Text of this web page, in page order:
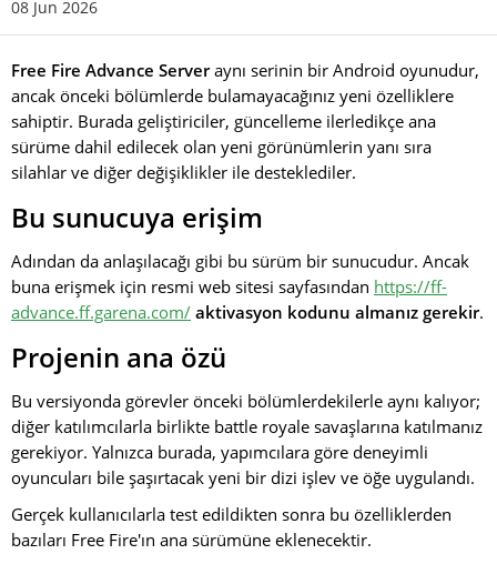
08 Jun 2026
Free Fire Advance Serveraynı serinin bir Android oyunudur,
ancak önceki bölümlerde bulamayacağınız yeni özelliklere
sahiptir. Burada geliştiriciler, güncelleme ilerledikçe ana
sürüme dahil edilecek olan yeni görünümlerin yanı sıra
silahlar ve diğer değişiklikler ile desteklediler.
Bu sunucuya erişim
Adından da anlaşılacağı gibi bu sürüm bir sunucudur. Ancak
buna erişmek için resmi web sitesi sayfasından https://ff-
advance.ff.garena.com/ aktivasyon kodunu almanız gerekir.
Projenin ana özü
Bu versiyonda görevler önceki bölümlerdekilerle aynı kalıyor;
diğer katılımcılarla birlikte battle royale savaşlarına katılmanız
gerekiyor. Yalnızca burada, yapımcılara göre deneyimli
oyuncuları bile şaşırtacak yeni bir dizi işlev ve öğe uygulandı.
Gerçek kullanıcılarla test edildikten sonra bu özelliklerden
bazıları Free Fire'ın ana sürümüne eklenecektir.